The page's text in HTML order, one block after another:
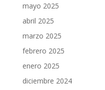
mayo 2025
abril 2025
marzo 2025
febrero 2025
enero 2025
diciembre 2024